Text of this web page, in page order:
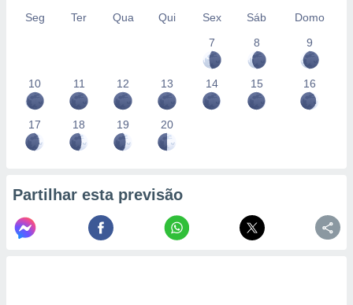
Seg Ter Qua Qui Sex Sáb
Domo
7
8 9
10 11 12 13 14 15 16
17 18 19 20
Partilhar esta previsão